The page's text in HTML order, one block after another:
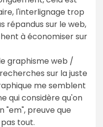
l'interlignage trop
répandus sur le web,
à économiser sur
graphisme web /
sur la juste
me semblent
qui considère qu'on
"em", preuve que
tout.